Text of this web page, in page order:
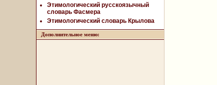
Этимологический русскоязычный
словарь Фасмера
Этимологический словарь Крылова
Дополнительное меню: